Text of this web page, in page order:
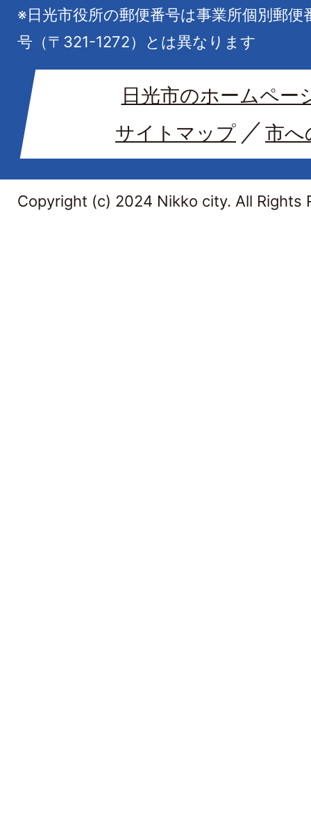
※日光市役所の郵便番号は事業所個別郵
号（〒321-1272）とは異なります
日光市のホームペー
サイトマップ
市へ
Copyright (c) 2024 Nikko city. All Rights